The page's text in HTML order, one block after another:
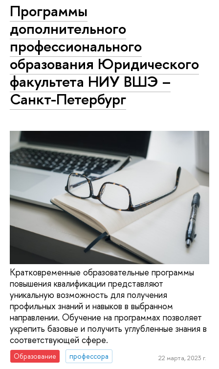
Программы
дополнительного
профессионального
образования Юридического
факультета НИУ ВШЭ –
Санкт-Петербург
Кратковременные образовательные программы
повышения квалификации представляют
уникальную возможность для получения
профильных знаний и навыков в выбранном
направлении. Обучение на программах позволяет
укрепить базовые и получить углубленные знания в
соответствующей сфере.
Образование профессора 22 марта, 2023 г.